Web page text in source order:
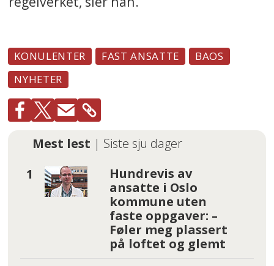
KONULENTER FAST ANSATTE
BAOS
NYHETER
Mest lest | Siste sju dager
Hundrevis av
ansatte i Oslo
kommune uten
faste oppgaver: –
Føler meg plassert
på loftet og glemt